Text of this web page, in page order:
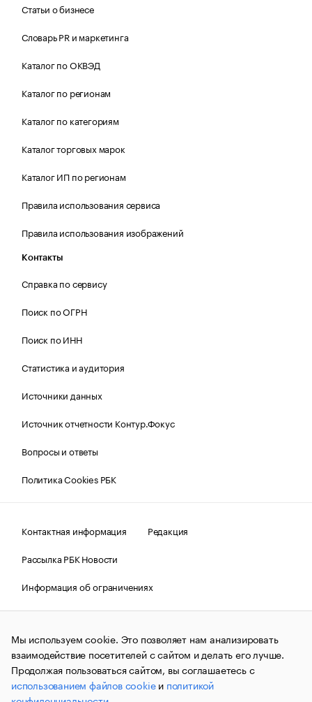
Статьи о бизнесе
Словарь PR и маркетинга
Каталог по ОКВЭД
Каталог по регионам
Каталог по категориям
Каталог торговых марок
Каталог ИП по регионам
Правила использования сервиса
Правила использования изображений
Контакты
Справка по сервису
Поиск по ОГРН
Поиск по ИНН
Статистика и аудитория
Источники данных
Источник отчетности Контур.Фокус
Вопросы и ответы
Политика Cookies РБК
Контактная информация
Редакция
Рассылка РБК Новости
Информация об ограничениях
Правовая информация
О соблюдении авторских прав
© АО «РОСБИЗНЕСКОНСАЛТИНГ»,1995–2026.Сообщения
и материалы информационного агентства «РБК»
(зарегистрировано Федеральной службой по надзору в сфере
связи, информационных технологий и массовых
коммуникаций (Роскомнадзор) 09.12.2015 за номером ИА
№ФС77-63848) сопровождаются пометкой «РБК». Отдельные
Мы используем cookie. Это позволяет нам анализировать
взаимодействие посетителей с сайтом и делать его лучше.
Продолжая пользоваться сайтом, вы соглашаетесь с
использованием файлов cookieи политикой